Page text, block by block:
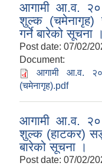
आगामी आ.व.
शुल्क (चमेनागृह)
गर्ने बारेको सूचना ।
Post date: 07/02/
Document:
आगामी आ.व.
(चमेनागृह).pdf
आगामी आ.व.
शुल्क (हाटकर)
बारेको सूचना ।
Post date: 07/02/